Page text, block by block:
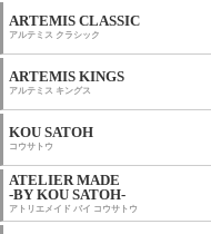
ARTEMIS CLASSIC
アルテミス クラシック
ARTEMIS KINGS
アルテミス キングス
KOU SATOH
コウサトウ
ATELIER MADE
-BY KOU SATOH-
アトリエメイド バイ コウサトウ